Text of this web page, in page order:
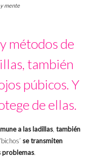
mente
métodos de
también
púbicos. Y
de ellas.
a las ladillas, también
se transmiten
problemas.